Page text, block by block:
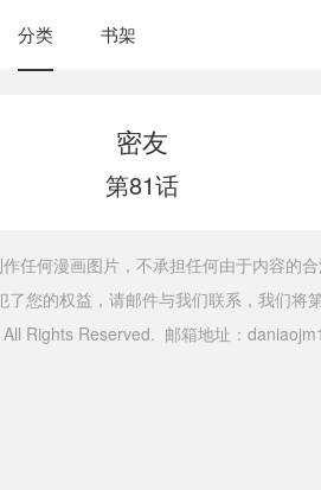
分类 书架
密友
第81话
任何漫画图片，不承担任何由于内容的
您的权益，请邮件与我们联系，我们将
Rights Reserved. 邮箱地址：